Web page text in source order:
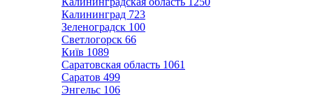
Калининград 723
Зеленоградск 100
Светлогорск 66
Київ 1089
Саратовская область 1061
Саратов 499
Энгельс 106